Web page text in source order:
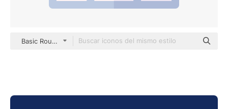
Basic Rounded Flat